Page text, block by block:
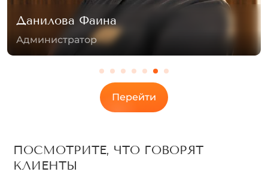
Гербекова Фарида
Администратор
Перейти
ПОСМОТРИТЕ, ЧТО ГОВОРЯТ
КЛИЕНТЫ